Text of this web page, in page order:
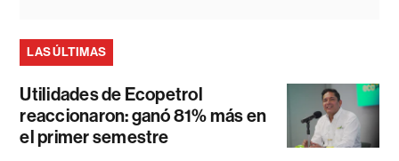
LAS ÚLTIMAS
Utilidades de Ecopetrol
reaccionaron: ganó 81% más en
el primer semestre